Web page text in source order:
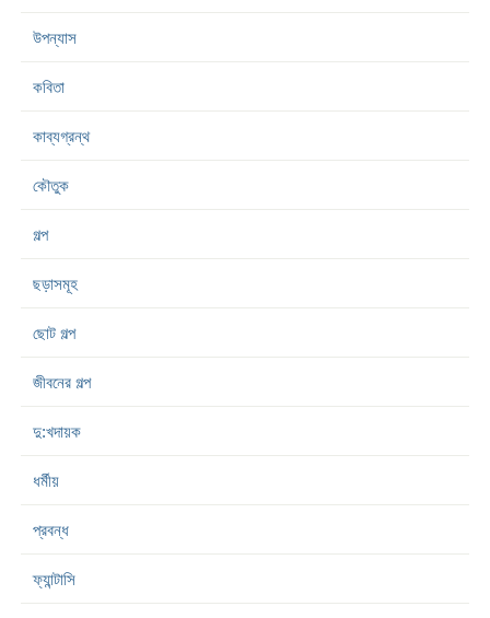
উপন্যাস
কবিতা
কাব্যগ্রন্থ
কৌতুক
গল্প
ছড়াসমূহ
ছোট গল্প
জীবনের গল্প
দু:খদায়ক
ধর্মীয়
প্রবন্ধ
ফ্যান্টাসি